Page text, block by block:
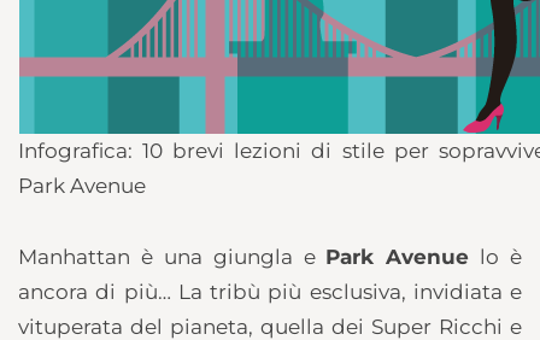
Infografica: 10 brevi lezioni di stile per
Park Avenue
Manhattan è una giungla e Park Avenue lo è
ancora di più… La tribù più esclusiva, invidiata e
vituperata del pianeta, quella dei Super Ricchi e